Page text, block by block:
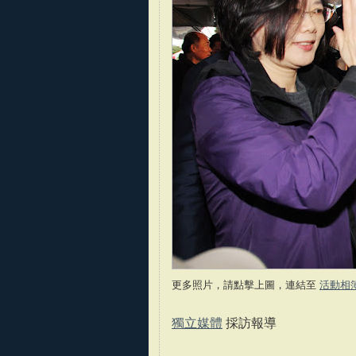
更多照片，請點擊上圖，連結至 活動相
獨立媒體 採訪報導